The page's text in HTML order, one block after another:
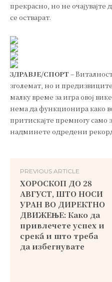
прекрасно, но не
се остварат.
ЗДРАВЈЕ/СПОРТ –
зголемат, но и
малку време за игра овој
нема да функционира како
притискајте премногу само
надминете одредени
PREVIOUS ARTICLE
ХОРОСКОП ДО 28
АВГУСТ, ШТО НОСИ
УРАН ВО ДИРЕКТНО
ДВИЖЕЊЕ: Како да
привлечете успех и
среќа и што треба
да избегнувате